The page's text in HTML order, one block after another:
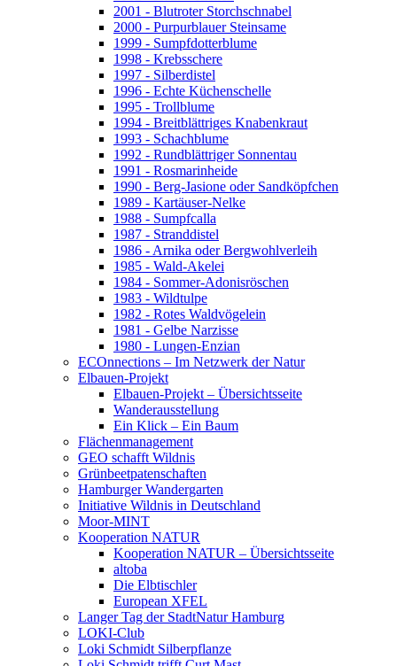
2001 - Blutroter Storchschnabel
2000 - Purpurblauer Steinsame
1999 - Sumpfdotterblume
1998 - Krebsschere
1997 - Silberdistel
1996 - Echte Küchenschelle
1995 - Trollblume
1994 - Breitblättriges Knabenkraut
1993 - Schachblume
1992 - Rundblättriger Sonnentau
1991 - Rosmarinheide
1990 - Berg-Jasione oder Sandköpfchen
1989 - Kartäuser-Nelke
1988 - Sumpfcalla
1987 - Stranddistel
1986 - Arnika oder Bergwohlverleih
1985 - Wald-Akelei
1984 - Sommer-Adonisröschen
1983 - Wildtulpe
1982 - Rotes Waldvögelein
1981 - Gelbe Narzisse
1980 - Lungen-Enzian
ECOnnections – Im Netzwerk der Natur
Elbauen-Projekt
Elbauen-Projekt – Übersichtsseite
Wanderausstellung
Ein Klick – Ein Baum
Flächenmanagement
GEO schafft Wildnis
Grünbeetpatenschaften
Hamburger Wandergarten
Initiative Wildnis in Deutschland
Moor-MINT
Kooperation NATUR
Kooperation NATUR – Übersichtsseite
altoba
Die Elbtischler
European XFEL
Langer Tag der StadtNatur Hamburg
LOKI-Club
Loki Schmidt Silberpflanze